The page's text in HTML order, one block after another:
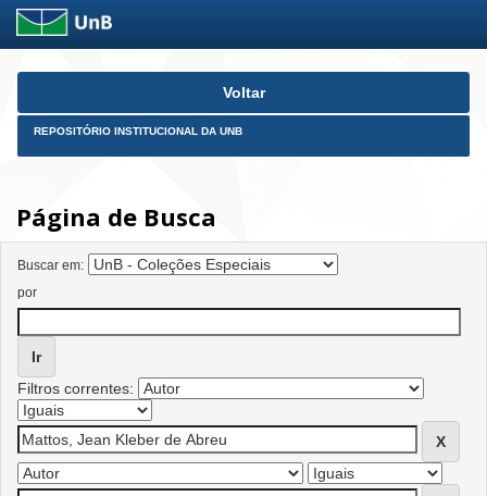
Skip
Voltar
REPOSITÓRIO INSTITUCIONAL DA UNB
Página de Busca
Buscar em:
por
Filtros correntes: